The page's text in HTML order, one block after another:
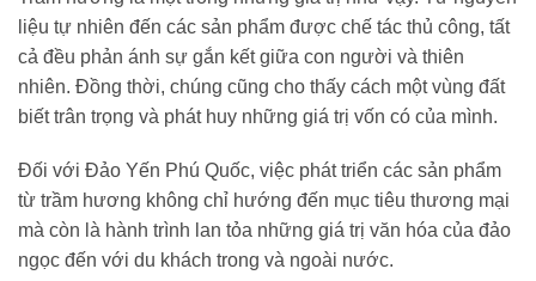
liệu tự nhiên đến các sản phẩm được chế tác thủ công, tất
cả đều phản ánh sự gắn kết giữa con người và thiên
nhiên. Đồng thời, chúng cũng cho thấy cách một vùng đất
biết trân trọng và phát huy những giá trị vốn có của mình.
Đối với Đảo Yến Phú Quốc, việc phát triển các sản phẩm
từ trầm hương không chỉ hướng đến mục tiêu thương mại
mà còn là hành trình lan tỏa những giá trị văn hóa của đảo
ngọc đến với du khách trong và ngoài nước.